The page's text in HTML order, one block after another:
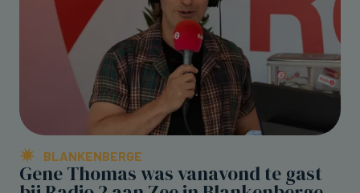
BLANKENBERGE
Gene Thomas was vanavond te gast